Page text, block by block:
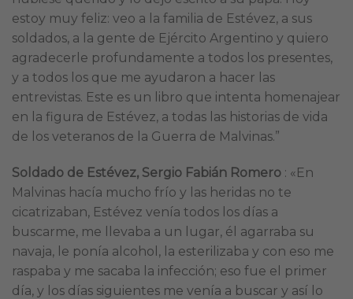
estoy muy feliz: veo a la familia de Estévez, a sus
soldados, a la gente de Ejército Argentino y quiero
agradecerle profundamente a todos los presentes,
y a todos los que me ayudaron a hacer las
entrevistas. Este es un libro que intenta homenajear
en la figura de Estévez, a todas las historias de vida
de los veteranos de la Guerra de Malvinas.”
Soldado de Estévez, Sergio Fabián Romero : «En
Malvinas hacía mucho frío y las heridas no te
cicatrizaban, Estévez venía todos los días a
buscarme, me llevaba a un lugar, él agarraba su
navaja, le ponía alcohol, la esterilizaba y con eso me
raspaba y me sacaba la infección; eso fue el primer
día, y los días siguientes me venía a buscar y así lo